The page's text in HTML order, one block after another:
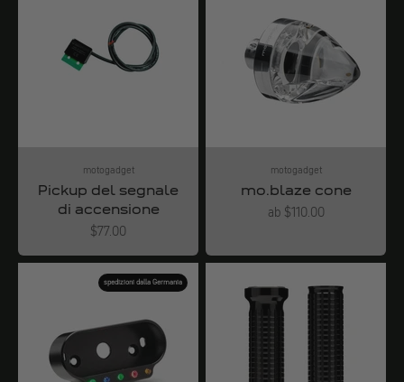
motogadget
Pickup del segnale
di accensione
Angebot
$77.00
motogadget
mo.blaze cone
Angebot
ab $110.00
spedizioni dalla Germania